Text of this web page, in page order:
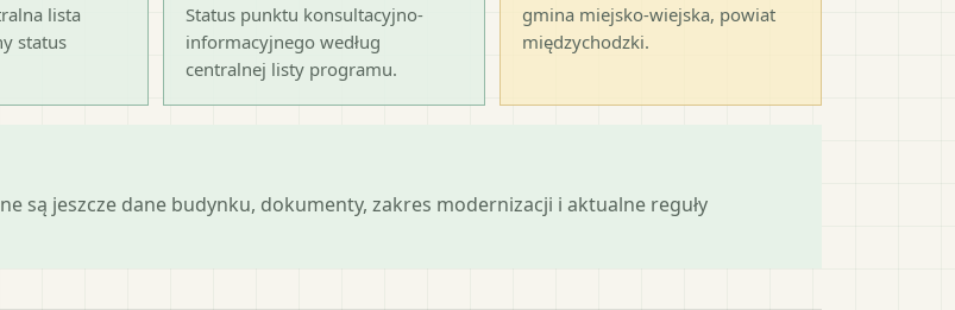
lista
status
Status punktu konsultacyjno-
informacyjnego według
centralnej listy programu.
gmina miejsko-wiejska, powiat
międzychodzki.
są jeszcze dane budynku, dokumenty, zakres modernizacji i aktualne reguły